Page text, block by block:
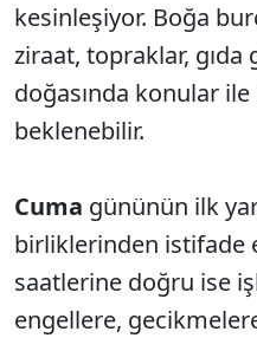
kesinleşiyor. Boğa
ziraat, topraklar,
doğasında konular
beklenebilir.
Cuma gününün ilk
birliklerinden istifade
saatlerine doğru ise
engellere,